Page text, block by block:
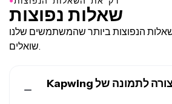
שאלות נפוצות
הנפוצות ביותר שהמשתמשים שלנו
האם כלי הוספת צורה לתמונה של Kapwing